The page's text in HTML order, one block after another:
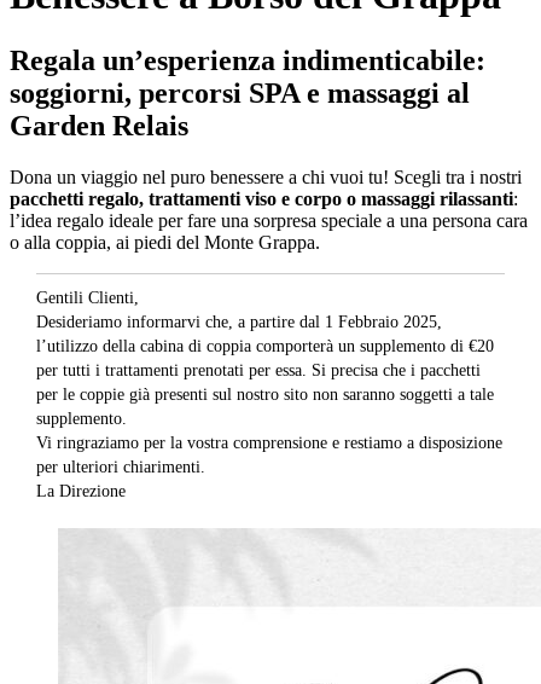
Regala un’esperienza indimenticabile:
soggiorni, percorsi SPA e massaggi al
Garden Relais
Dona un viaggio nel puro benessere a chi vuoi tu! Scegli tra i nostri
pacchetti regalo, trattamenti viso e corpo o massaggi rilassanti:
l’idea regalo ideale per fare una sorpresa speciale a una persona cara
o alla coppia, ai piedi del Monte Grappa.
Gentili Clienti,
Desideriamo informarvi che, a partire dal 1 Febbraio 2025,
l’utilizzo della cabina di coppia comporterà un supplemento di €20
per tutti i trattamenti prenotati per essa. Si precisa che i pacchetti
per le coppie già presenti sul nostro sito non saranno soggetti a tale
supplemento.
Vi ringraziamo per la vostra comprensione e restiamo a disposizione
per ulteriori chiarimenti.
La Direzione